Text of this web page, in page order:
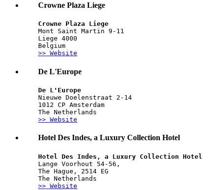
Crowne Plaza Liege
Crowne Plaza Liege
Mont Saint Martin 9-11
Liege 4000
Belgium
>> Website
De L'Europe
De L'Europe
Nieuwe Doelenstraat 2-14
1012 CP Amsterdam
The Netherlands
>> Website
Hotel Des Indes, a Luxury Collection Hotel
Hotel Des Indes, a Luxury Collection Hotel
Lange Voorhout 54-56,
The Hague, 2514 EG
The Netherlands
>> Website